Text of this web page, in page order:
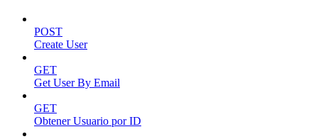
POST
Create User
GET
Get User By Email
GET
Obtener Usuario por ID